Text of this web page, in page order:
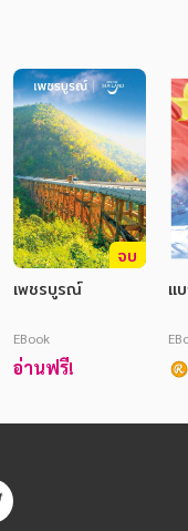
จบ
เพชรบูรณ์
EBook
อ่านฟรี!
แ